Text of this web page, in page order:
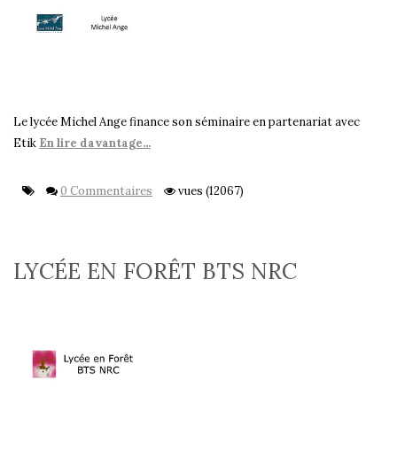
Le lycée Michel Ange finance son séminaire en partenariat avec
Etik En lire davantage...
0 Commentaires vues (12067)
LYCÉE EN FORÊT BTS NRC